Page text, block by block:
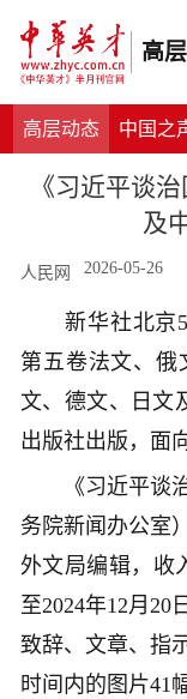
高
高层动态 中国之
《习近平谈
及
人民网 2026-05-26
新华社北京5
第五卷法文、俄
文、德文、日文
出版社出版，面
《习近平谈治
务院新闻办公室
外文局编辑，收
至2024年12月20
致辞、文章、指
时间内的图片41